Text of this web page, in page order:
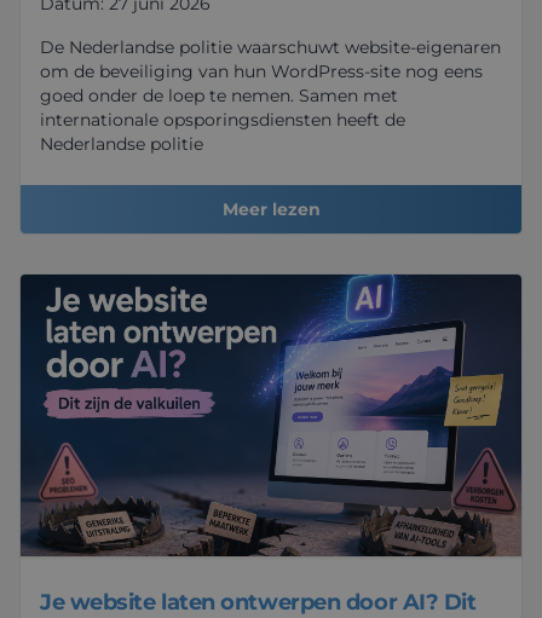
De Nederlandse politie waarschuwt website-eigenaren
om de beveiliging van hun WordPress-site nog eens
goed onder de loep te nemen. Samen met
internationale opsporingsdiensten heeft de
Nederlandse politie
Meer lezen
Je website laten ontwerpen door AI? Dit